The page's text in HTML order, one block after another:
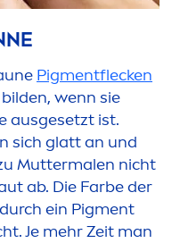
Pigmentflecken
wenn sie
ausgesetzt ist.
sich glatt an und
Muttermalen nicht
ab. Die Farbe der
ein Pigment
Je mehr Zeit man